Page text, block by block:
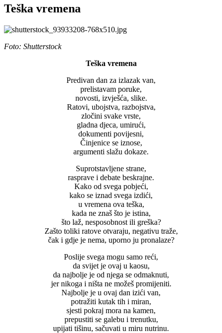
Teška vremena
Foto: Shutterstock
Teška vremena
Predivan dan za izlazak van,
prelistavam poruke,
novosti, izvješća, slike.
Ratovi, ubojstva, razbojstva,
zločini svake vrste,
gladna djeca, umirući,
dokumenti povijesni,
Činjenice se iznose,
argumenti slažu dokaze.
Suprotstavljene strane,
rasprave i debate beskrajne.
Kako od svega pobjeći,
kako se iznad svega izdići,
u vremena ova teška,
kada ne znaš što je istina,
što laž, nesposobnost ili greška?
Zašto toliki ratove otvaraju, negativu traže,
čak i gdje je nema, uporno ju pronalaze?
Poslije svega mogu samo reći,
da svijet je ovaj u kaosu,
da najbolje je od njega se odmaknuti,
jer nikoga i ništa ne možeš promijeniti.
Najbolje je u ovaj dan izići van,
potražiti kutak tih i miran,
sjesti pokraj mora na kamen,
prepustiti se galebu i trenutku,
upijati tišinu, sačuvati u miru nutrinu.